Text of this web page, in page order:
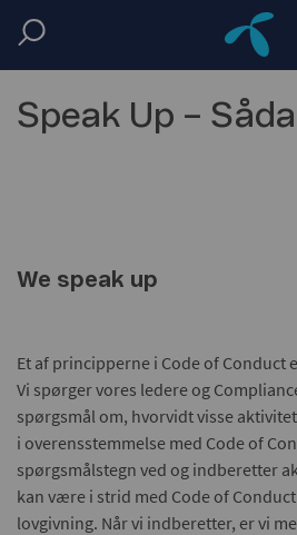
Speak Up –
We speak up
Et af principperne i Code of Conduct
Vi spørger vores ledere og
spørgsmål om, hvorvidt visse
i overensstemmelse med Code of
spørgsmålstegn ved og indberetter
kan være i strid med Code of
lovgivning. Når vi indberetter, er vi